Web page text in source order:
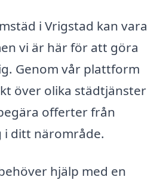
i Vrigstad kan vara
vi är här för att göra
Genom vår plattform
över olika städtjänster
offerter från
ditt närområde.
hjälp med en